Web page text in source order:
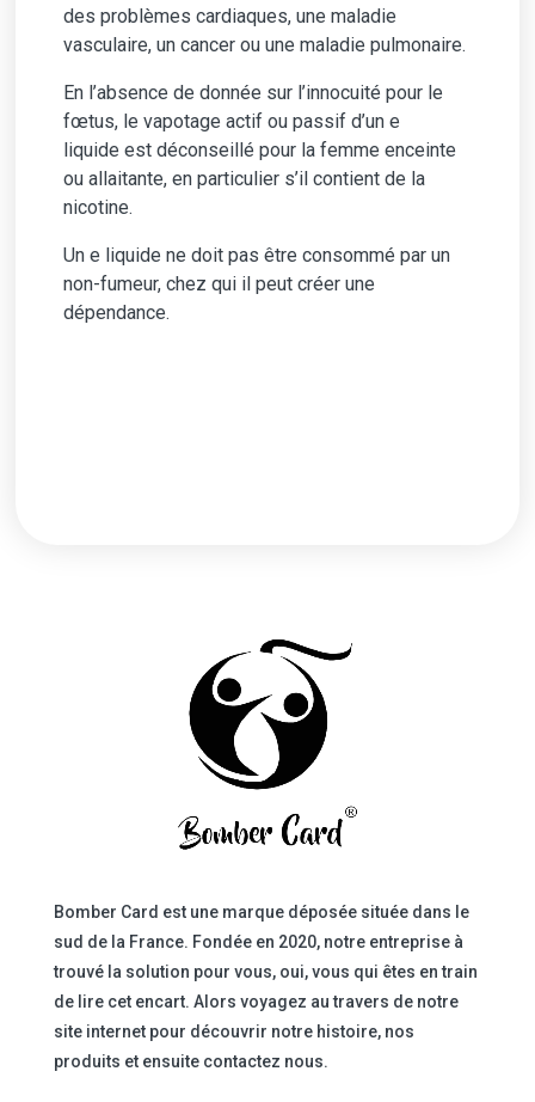
des problèmes cardiaques, une maladie
vasculaire, un cancer ou une maladie pulmonaire.
En l’absence de donnée sur l’innocuité pour le
fœtus, le vapotage actif ou passif d’un e
liquide est déconseillé pour la femme enceinte
ou allaitante, en particulier s’il contient de la
nicotine.
Un e liquide ne doit pas être consommé par un
non-fumeur, chez qui il peut créer une
dépendance.
Bomber Card est une marque déposée située dans le
sud de la France. Fondée en 2020, notre entreprise à
trouvé la solution pour vous, oui, vous qui êtes en train
de lire cet encart. Alors voyagez au travers de notre
site internet pour découvrir notre histoire, nos
produits et ensuite contactez nous.